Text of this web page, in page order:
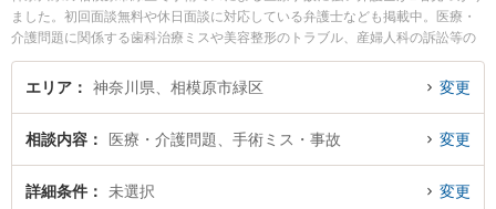
ました。初回面談無料や休日面談に対応している弁護士なども掲載中。医療・
介護問題に関係する歯科治療ミスや美容整形のトラブル、産婦人科の訴訟等の
細かな分野での絞り込み検索もでき便利です。特に橋本さがみ総合法律事務所
の井田 翔太弁護士や橋本さがみ総合法律事務所の小川 葵弁護士のプロフィール
い』『手術ミスによる医療事故のトラブル解決の実績豊富な近くの弁護士を検
索したい』『初回相談無料で手術ミスによる医療事故を法律相談できる相模原
市緑区内の弁護士に相談予約したい』などでお困りの相談者さんにおすすめで
エリア 神奈川県、相模原市緑区 変更
相談内容 医療・介護問題、手術ミス・事故 変更
詳細条件 未選択 変更